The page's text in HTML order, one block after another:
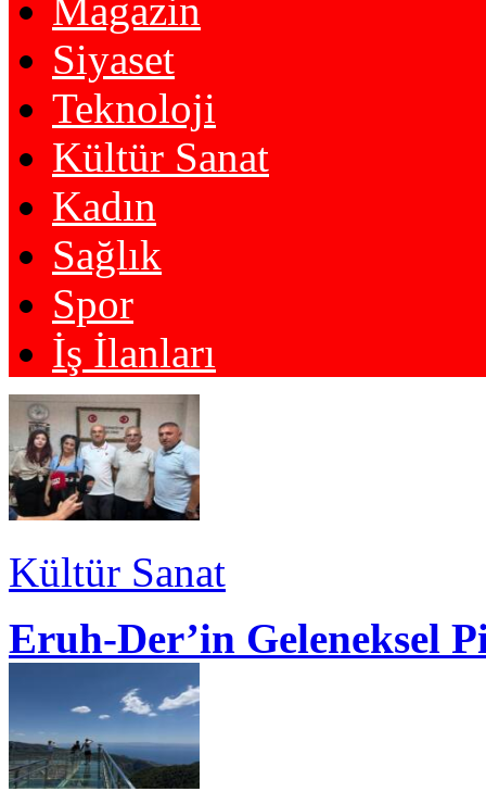
Magazin
Siyaset
Teknoloji
Kültür Sanat
Kadın
Sağlık
Spor
İş İlanları
Kültür Sanat
Eruh-Der’in Geleneksel